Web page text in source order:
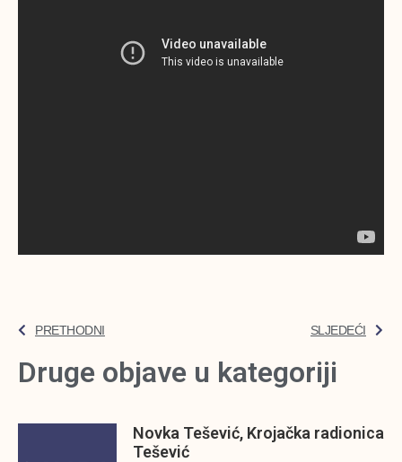
PRETHODNI SLJEDEĆI
Druge objave u kategoriji
Novka Tešević, Krojačka radionica
Tešević